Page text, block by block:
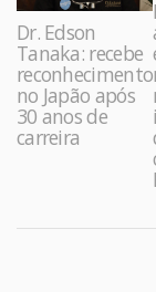
Dr. Edson
Tanaka: recebe
reconhecimento
no Japão após
30 anos de
carreira